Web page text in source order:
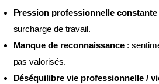
Pression professionnelle constante
surcharge de travail.
Manque de reconnaissance :
pas valorisés.
Déséquilibre vie professionnelle /